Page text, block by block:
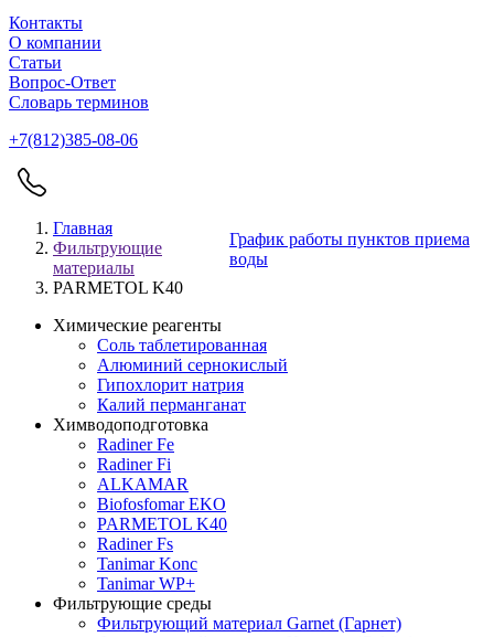
Контакты
О компании
Статьи
Вопрос-Ответ
Словарь терминов
+7(812)385-08-06
Главная
Фильтрующие
материалы
PARMETOL K40
График работы пунктов приема
воды
Химические реагенты
Соль таблетированная
Алюминий сернокислый
Гипохлорит натрия
Калий перманганат
Химводоподготовка
Radiner Fe
Radiner Fi
ALKAMAR
Biofosfomar EKO
PARMETOL K40
Radiner Fs
Tanimar Konc
Tanimar WP+
Фильтрующие среды
Фильтрующий материал Garnet (Гарнет)